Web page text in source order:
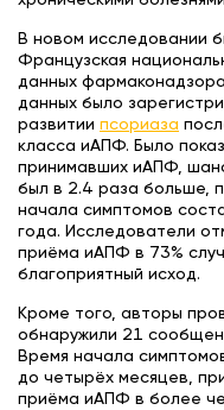
В новом исследовании
Французская
данных
данных было
развитии псориаза
класса иАПФ. Было
принимавших иАПФ,
был в 2.4 раза больше,
начала симптомов
года. Исследователи
приёма иАПФ в 73%
благоприятный исход.
Кроме того, авторы
обнаружили 21
Время начала
до четырёх месяцев,
приёма иАПФ в более